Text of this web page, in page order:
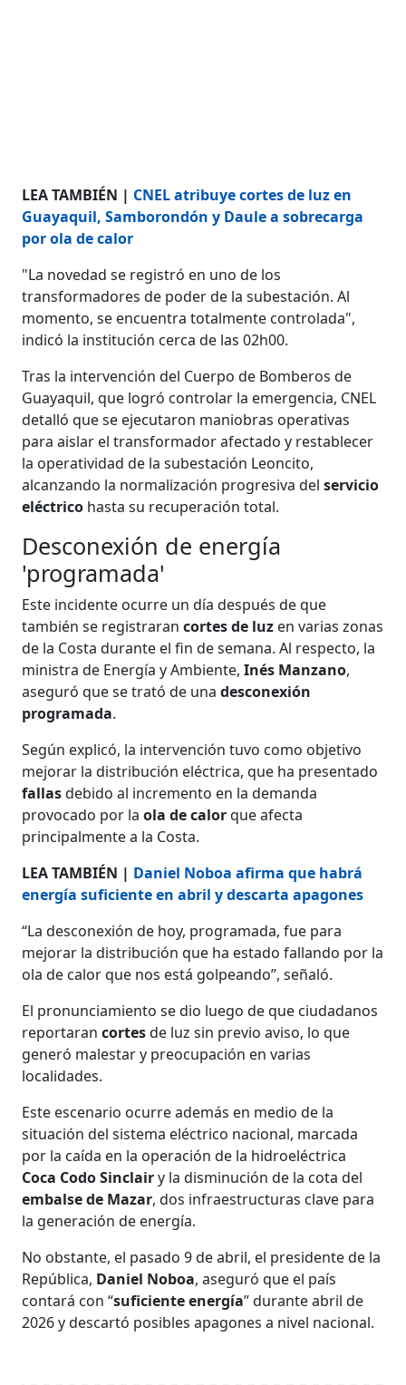
LEA TAMBIÉN | CNEL atribuye cortes de luz en
Guayaquil, Samborondón y Daule a sobrecarga
por ola de calor
"La novedad se registró en uno de los
transformadores de poder de la subestación. Al
momento, se encuentra totalmente controlada",
indicó la institución cerca de las 02h00.
Tras la intervención del Cuerpo de Bomberos de
Guayaquil, que logró controlar la emergencia, CNEL
detalló que se ejecutaron maniobras operativas
para aislar el transformador afectado y restablecer
la operatividad de la subestación Leoncito,
alcanzando la normalización progresiva delservicio
eléctrico hasta su recuperación total.
Desconexión de energía
'programada'
Este incidente ocurre un día después de que
también se registrarancortes de luz en varias zonas
de la Costa durante el fin de semana. Al respecto, la
ministra de Energía y Ambiente,Inés Manzano,
aseguró que se trató de unadesconexión
programada.
Según explicó, la intervención tuvo como objetivo
mejorar la distribución eléctrica, que ha presentado
fallasdebido al incremento en la demanda
provocado por laola de calorque afecta
principalmente a la Costa.
LEA TAMBIÉN | Daniel Noboa afirma que habrá
energía suficiente en abril y descarta apagones
“La desconexión de hoy, programada, fue para
mejorar la distribución que ha estado fallando por la
ola de calor que nos está golpeando”, señaló.
El pronunciamiento se dio luego de que ciudadanos
reportarancortesde luz sin previo aviso, lo que
generó malestar y preocupación en varias
localidades.
Este escenario ocurre además en medio de la
situación del sistema eléctrico nacional, marcada
por la caída en la operación de la hidroeléctrica
Coca Codo Sinclairy la disminución de la cota del
embalse de Mazar, dos infraestructuras clave para
la generación de energía.
No obstante, el pasado 9 de abril, el presidente de la
República, Daniel Noboa, aseguró que el país
contará con “suficiente energía” durante abril de
2026 y descartó posibles apagones a nivel nacional.